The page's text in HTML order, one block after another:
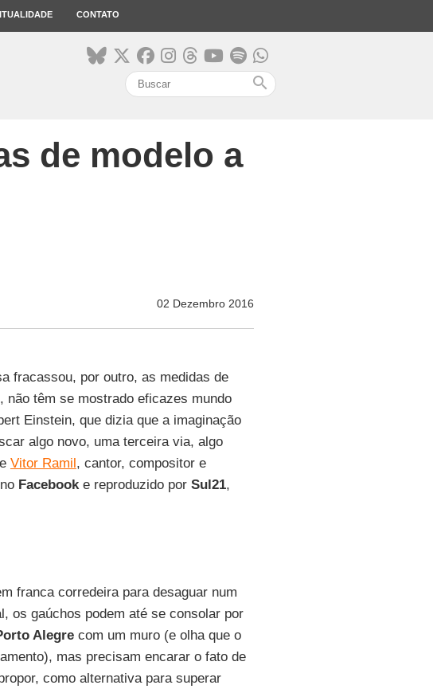
CONTATO
search
de modelo a
02 Dezembro 2016
fracassou, por outro, as medidas de
não têm se mostrado eficazes mundo
Einstein, que dizia que a imaginação
algo novo, uma terceira via, algo
Vitor Ramil, cantor, compositor e
Facebooke reproduzido por Sul21,
franca corredeira para desaguar num
os gaúchos podem até se consolar por
Alegrecom um muro (e olha que o
mas precisam encarar o fato de
como alternativa para superar